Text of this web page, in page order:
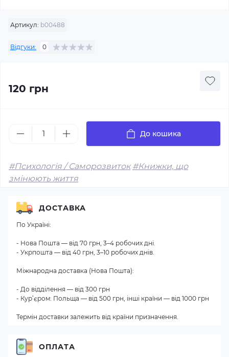
Артикул: b00488
Відгуки: 0
120 грн
До кошика
#Психологія / Саморозвиток #Книжки, що
змінюють життя
ДОСТАВКА
По Україні:
- Нова Пошта — від 70 грн, 3–4 робочих дні.
- Укрпошта — від 40 грн, 3–10 робочих днів.
Міжнародна доставка (Нова Пошта):
- До відділення — від 300 грн
- Кур’єром: Польща — від 500 грн, інші країни — від 1000 грн
Термін доставки залежить від країни призначення.
ОПЛАТА